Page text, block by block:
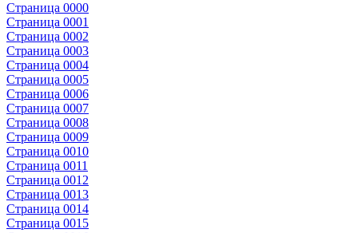
Страница 0000
Страница 0001
Страница 0002
Страница 0003
Страница 0004
Страница 0005
Страница 0006
Страница 0007
Страница 0008
Страница 0009
Страница 0010
Страница 0011
Страница 0012
Страница 0013
Страница 0014
Страница 0015